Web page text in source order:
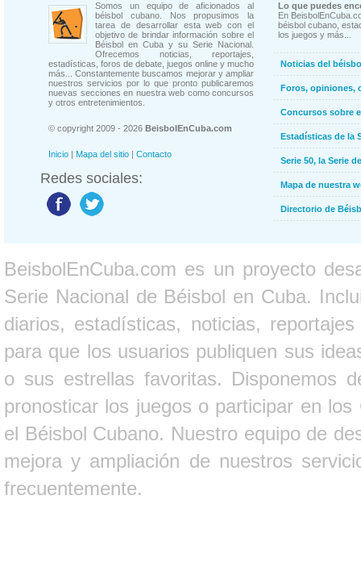
Somos un equipo de aficionados al
béisbol cubano. Nos propusimos la
tarea de desarrollar esta web con el
objetivo de brindar información sobre el
Béisbol en Cuba y su Serie Nacional.
Ofrecemos noticias, reportajes,
estadísticas, foros de debate, juegos online y mucho
más... Constantemente buscamos mejorar y ampliar
nuestros servicios por lo que pronto publicaremos
nuevas secciones en nuestra web como concursos
y otros entretenimientos.
© copyright 2009 - 2026 BeisbolEnCuba.com
Inicio | Mapa del sitio | Contacto
Redes sociales:
Lo que puedes
En
béisbol cubano,
los juegos y más...
Noticias del
Foros, opiniones,
Concursos sobre
Estadísticas de la
Serie 50, la Serie
Mapa de nuestra
Directorio de
BeisbolEnCuba.com es un proyecto
Serie Nacional de Béisbol en Cuba.
diarios, estadísticas, noticias,
para que los usuarios publiquen sus
o sus estrellas favoritas. Disponemos
pronosticar los juegos o participar en
el Béisbol Cubano. Nuestro equipo de
mejora y ampliación de nuestros
frecuentemente.